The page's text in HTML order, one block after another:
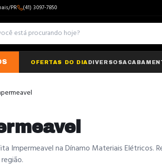
PR (41) 3097-7850
OFERTAS DO DIA DIVERSOS
Impermeavel na Dínamo Materiais Elétricos.